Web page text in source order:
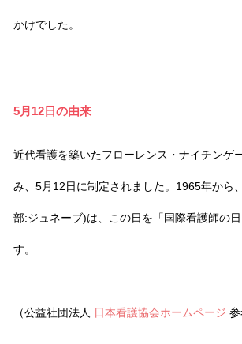
かけでした。
5月12日の由来
近代看護を築いたフローレンス・ナイチンゲ
み、5月12日に制定されました。1965年から
部:ジュネーブ)は、この日を「国際看護師の
す。
（公益社団法人 日本看護協会ホームページ 参